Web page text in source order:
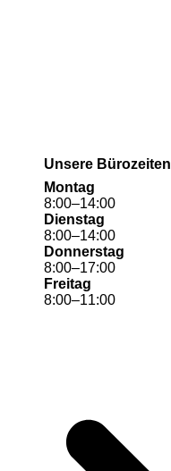
Unsere Bürozeiten
Montag
8:00–14:00
Dienstag
8:00–14:00
Donnerstag
8:00–17:00
Freitag
8:00–11:00